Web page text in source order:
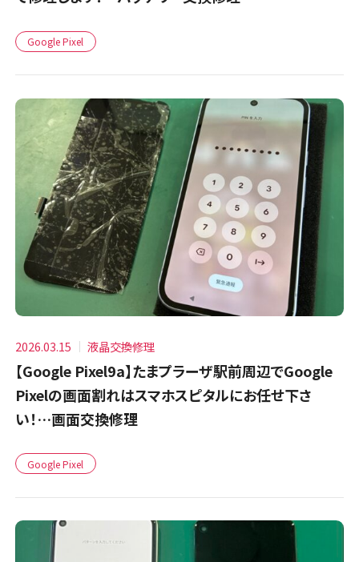
Google Pixel
2026.03.15 液晶交換修理
【Google Pixel9a】たまプラーザ駅前周辺でGoogle
Pixelの画面割れはスマホスピタルにお任せ下さ
い！…画面交換修理
Google Pixel